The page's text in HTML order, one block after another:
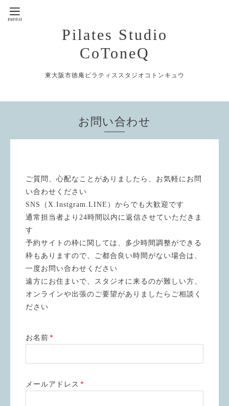
Pilates Studio
CoToneQ
東大阪市徳庵ピラティススタジオコトンキュウ
お問い合わせ
ご質問、心配なことがありましたら、お気軽にお問
い合わせください
SNS（X.Instgram.LINE）からでも大歓迎です
通常担当者より24時間以内に返信させていただきま
す
予約サイトの枠に関しては、多少時間調整ができる
枠もありますので、ご都合良い時間がない場合は、
一度お問い合わせください
遠方にお住まいで、スタジオに来るのが難しい方、
オンラインや出張のご要望がありましたらご相談く
ださい
お名前 *
メールアドレス *